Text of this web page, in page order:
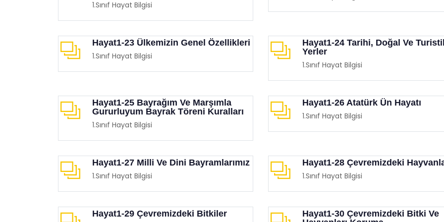
1.Sınıf Hayat Bilgisi
Hayat1-23 Ülkemizin Genel Özellikleri
1.Sınıf Hayat Bilgisi
Hayat1-24 Tarihi, Doğal Ve
Yerler
1.Sınıf Hayat Bilgisi
Hayat1-25 Bayrağım Ve Marşımla
Gururluyum Bayrak Töreni Kuralları
1.Sınıf Hayat Bilgisi
Hayat1-26 Atatürk Ün Hayatı
1.Sınıf Hayat Bilgisi
Hayat1-27 Milli Ve Dini Bayramlarımız
1.Sınıf Hayat Bilgisi
Hayat1-28 Çevremizdeki
1.Sınıf Hayat Bilgisi
Hayat1-29 Çevremizdeki Bitkiler
Hayat1-30 Çevremizdeki Bitki Ve
Çocuklarınızla Birlikte
İzleyebileceğiniz Animasyon
Filmleri
Eğitimgen /Film Köşesi
Film Etkinliği (İnsan Hakları Ve
Demokrasi Haftası)
Eğitimgen / Film Köşesi
Eğitimciler Ve
Mutlaka İzlemesi Gereken
Birbirinden Etkileyici 15